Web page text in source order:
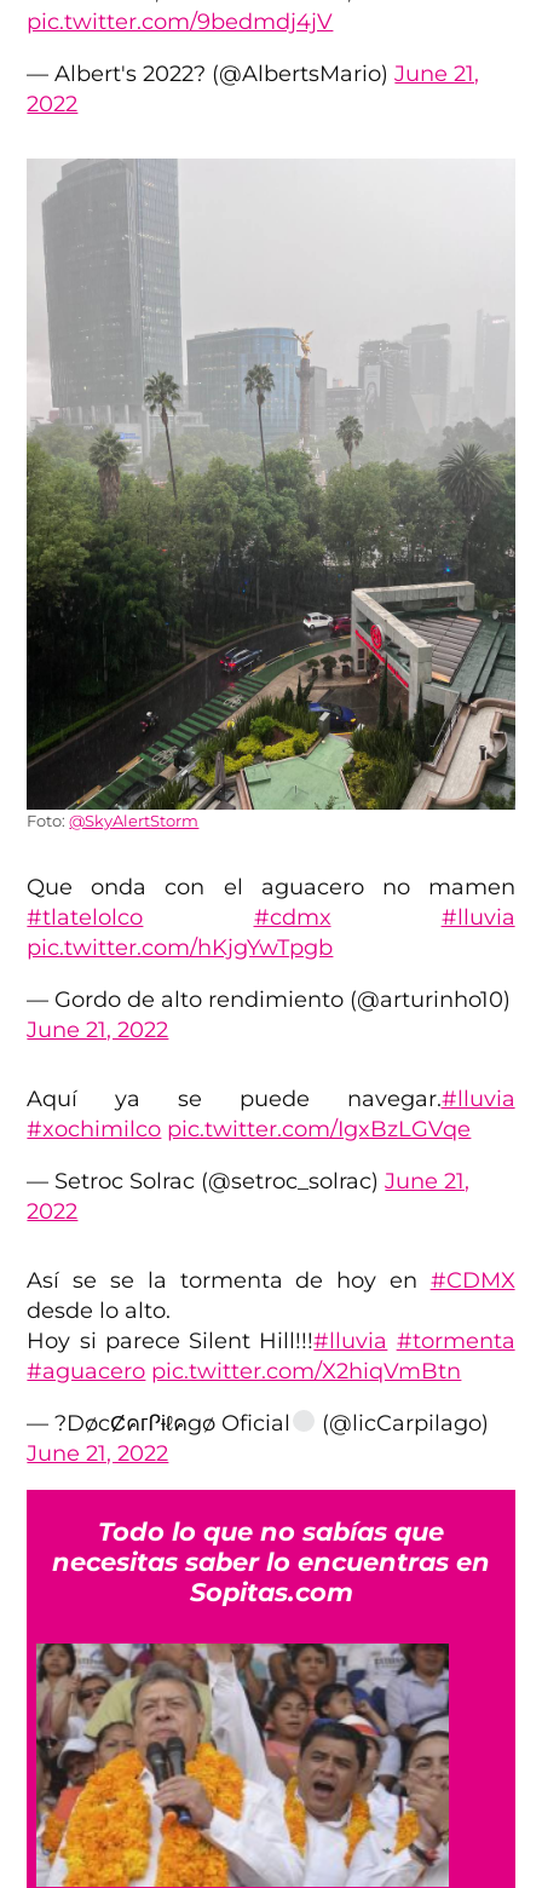
pic.twitter.com/9bedmdj4jV
— Albert's 2022? (@AlbertsMario)June 21,
2022
Foto:@SkyAlertStorm
Que onda con el aguacero no mamen
#tlatelolco
#cdmx
#lluvia
pic.twitter.com/hKjgYwTpgb
— Gordo de alto rendimiento (@arturinho10)
June 21, 2022
Aquí ya se puede navegar.#lluvia
#xochimilco pic.twitter.com/IgxBzLGVqe
— Setroc Solrac (@setroc_solrac)June 21,
2022
Así se se la tormenta de hoy en #CDMX
desde lo alto.
Hoy si parece Silent Hill!!!#lluvia #tormenta
#aguacero pic.twitter.com/X2hiqVmBtn
— ?DøcȻคгᎵɨℓคgø Oficial
(@licCarpilago)
June 21, 2022
Todo lo que no sabías que
necesitas saber lo encuentras en
Sopitas.com